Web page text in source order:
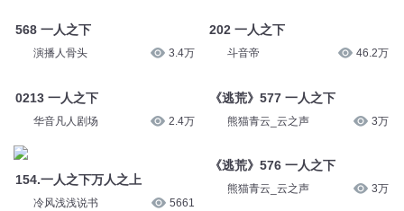
568 一人之下
演播人骨头 3.4万
0213 一人之下
华音凡人剧场 2.4万
154.一人之下万人之上
冷风浅浅说书 5661
202 一人之下
斗音帝 46.2万
《逃荒》577 一人之下
熊猫青云_云之声 3万
《逃荒》576 一人之下
熊猫青云_云之声 3万